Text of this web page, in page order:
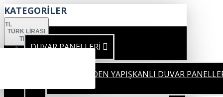
KATEGORİLER
TL
TÜRK LIRASI
TRY
DUVAR PANELLERİ
KENDİNDEN YAPIŞKANLI DUVAR